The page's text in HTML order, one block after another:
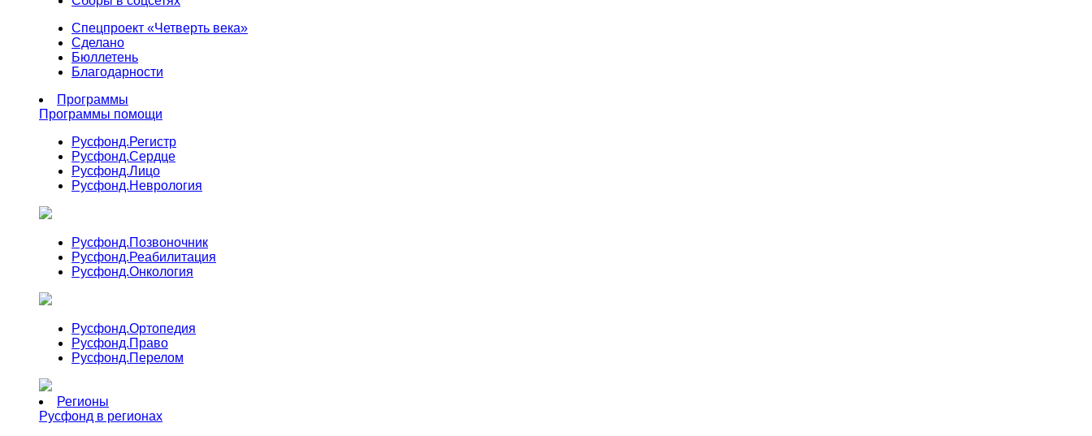
Спецпроект «Четверть века»
Сделано
Бюллетень
Благодарности
Программы
Программы помощи
Русфонд.Регистр
Русфонд.Сердце
Русфонд.Лицо
Русфонд.Неврология
Русфонд.Позвоночник
Русфонд.Реабилитация
Русфонд.Онкология
Русфонд.Ортопедия
Русфонд.Право
Русфонд.Перелом
Регионы
Русфонд в регионах